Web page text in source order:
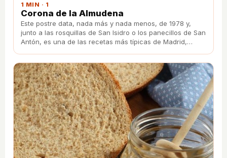
1 MIN · 1
Corona de la Almudena
Este postre data, nada más y nada menos, de 1978 y,
junto a las rosquillas de San Isidro o los panecillos de San
Antón, es una de las recetas más típicas de Madrid,